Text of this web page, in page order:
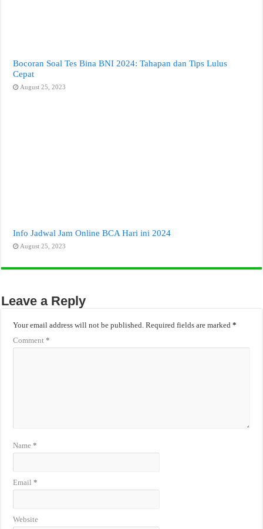
Bocoran Soal Tes Bina BNI 2024: Tahapan dan Tips Lulus
Cepat
August 25, 2023
Info Jadwal Jam Online BCA Hari ini 2024
August 25, 2023
Leave a Reply
Your email address will not be published. Required fields are marked*
Comment*
Name*
Email*
Website